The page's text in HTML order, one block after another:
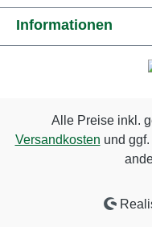
Informationen
Alle Preise inkl.
Versandkosten und